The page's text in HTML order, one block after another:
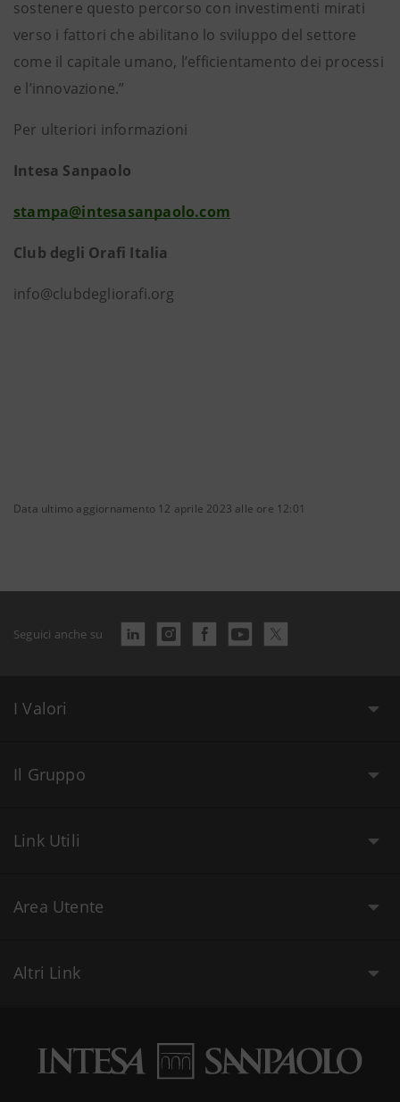
sostenere questo percorso con investimenti mirati
verso i fattori che abilitano lo sviluppo del settore
come il capitale umano, l’efficientamento dei processi
e l’innovazione.”
Per ulteriori informazioni
Intesa Sanpaolo
stampa@intesasanpaolo.com
Club degli Orafi Italia
info@clubdegliorafi.org
Data ultimo aggiornamento 12 aprile 2023 alle ore 12:01
Seguici anche su
I Valori
Il Gruppo
Link Utili
Area Utente
Altri Link